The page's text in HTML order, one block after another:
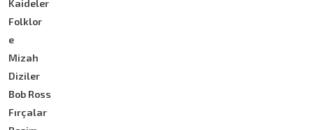
Kaideler
Folklor
e
Mizah
Diziler
Bob Ross
Fırçalar